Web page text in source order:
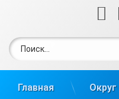
Главная Округ